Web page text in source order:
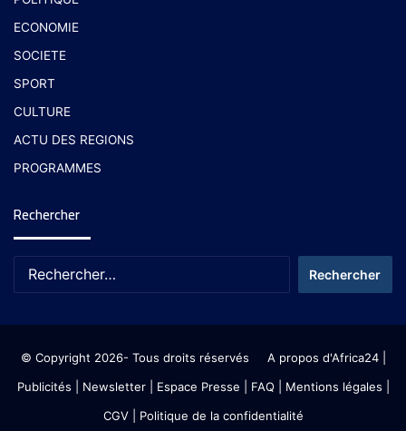
ECONOMIE
SOCIETE
SPORT
CULTURE
ACTU DES REGIONS
PROGRAMMES
Rechercher
© Copyright 2026- Tous droits réservés A propos d'Africa24|
Publicités
Newsletter| Espace Presse | FAQ | Mentions légales
CGV| Politique de la confidentialité